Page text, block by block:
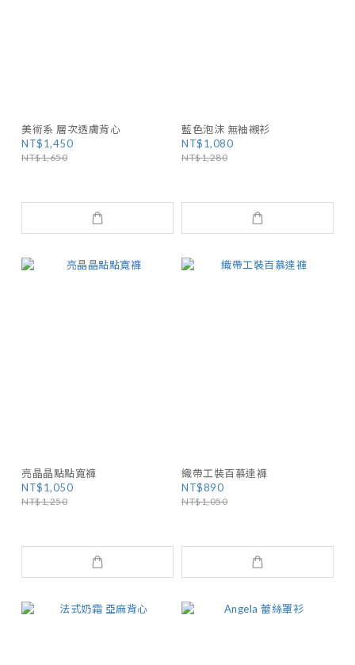
美術系 層次透膚背心
NT$1,450
NT$1,650
藍色泡沫 無袖襯衫
NT$1,080
NT$1,280
亮晶晶點點寬褲
NT$1,050
NT$1,250
織帶工裝百慕達褲
NT$890
NT$1,050